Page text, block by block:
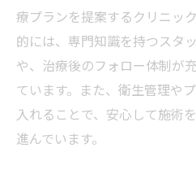
療プランを提案するクリニッ
的には、専門知識を持つスタ
や、治療後のフォロー体制が
ています。また、衛生管理や
入れることで、安心して施術
進んでいます。